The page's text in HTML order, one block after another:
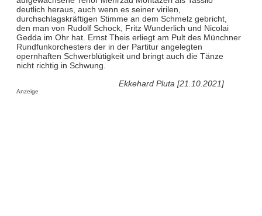
deutlich heraus, auch wenn es seiner virilen,
durchschlagskräftigen Stimme an dem Schmelz gebricht,
den man von Rudolf Schock, Fritz Wunderlich und Nicolai
Gedda im Ohr hat. Ernst Theis erliegt am Pult des Münchner
Rundfunkorchesters der in der Partitur angelegten
opernhaften Schwerblütigkeit und bringt auch die Tänze
nicht richtig in Schwung.
Ekkehard Pluta [21.10.2021]
Anzeige